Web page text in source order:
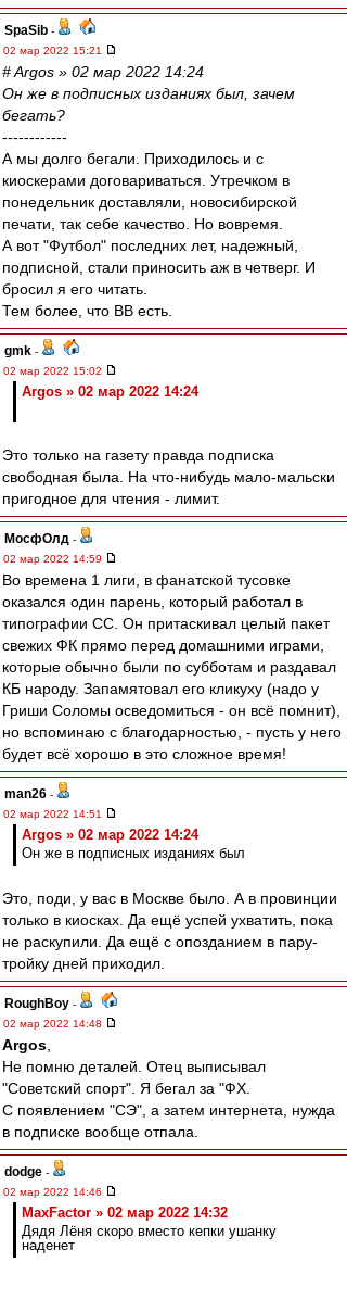
SpaSib -
02 мар 2022 15:21
# Argos » 02 мар 2022 14:24
Он же в подписных изданиях был, зачем
бегать?
------------
А мы долго бегали. Приходилось и с
киоскерами договариваться. Утречком в
понедельник доставляли, новосибирской
печати, так себе качество. Но вовремя.
А вот "Футбол" последних лет, надежный,
подписной, стали приносить аж в четверг. И
бросил я его читать.
Тем более, что ВВ есть.
gmk -
02 мар 2022 15:02
Argos » 02 мар 2022 14:24
Это только на газету правда подписка
свободная была. На что-нибудь мало-мальски
пригодное для чтения - лимит.
МосфОлд -
02 мар 2022 14:59
Во времена 1 лиги, в фанатской тусовке
оказался один парень, который работал в
типографии СС. Он притаскивал целый пакет
свежих ФК прямо перед домашними играми,
которые обычно были по субботам и раздавал
КБ народу. Запамятовал его кликуху (надо у
Гриши Соломы осведомиться - он всё помнит),
но вспоминаю с благодарностью, - пусть у него
будет всё хорошо в это сложное время!
man26 -
02 мар 2022 14:51
Argos » 02 мар 2022 14:24
Он же в подписных изданиях был
Это, поди, у вас в Москве было. А в провинции
только в киосках. Да ещё успей ухватить, пока
не раскупили. Да ещё с опозданием в пару-
тройку дней приходил.
RoughBoy -
02 мар 2022 14:48
Argos
Не помню деталей. Отец выписывал
"Советский спорт". Я бегал за "ФХ.
С появлением "СЭ", а затем интернета, нужда
в подписке вообще отпала.
dodge -
02 мар 2022 14:46
MaxFactor » 02 мар 2022 14:32
Дядя Лёня скоро вместо кепки ушанку
наденет